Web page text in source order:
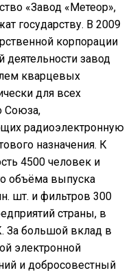
«Завод «Метеор»,
государству. В 2009
корпорации
деятельности завод
кварцевых
для всех
Союза,
радиоэлектронную
назначения. К
4500 человек и
объёма выпуска
шт. и фильтров 300
страны, в
За большой вклад в
электронной
и добросовестный